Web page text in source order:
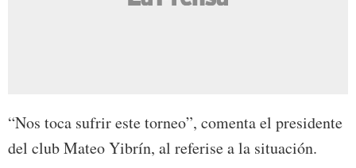
“Nos toca sufrir este torneo”, comenta el presidente
del club Mateo Yibrín, al referise a la situación.